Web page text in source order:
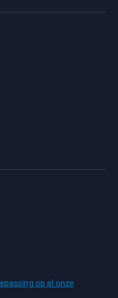
op al onze